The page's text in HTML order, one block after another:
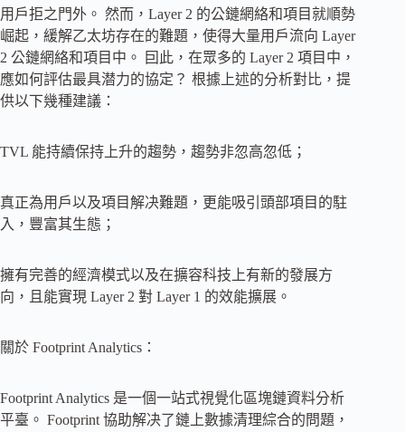
用戶拒之門外。 然而，Layer 2 的公鏈網絡和項目就順勢
崛起，緩解乙太坊存在的難題，使得大量用戶流向 Layer
2 公鏈網絡和項目中。 囙此，在眾多的 Layer 2 項目中，
應如何評估最具潜力的協定？ 根據上述的分析對比，提
供以下幾種建議：
TVL 能持續保持上升的趨勢，趨勢非忽高忽低；
真正為用戶以及項目解决難題，更能吸引頭部項目的駐
入，豐富其生態；
擁有完善的經濟模式以及在擴容科技上有新的發展方
向，且能實現 Layer 2 對 Layer 1 的效能擴展。
關於 Footprint Analytics：
Footprint Analytics 是一個一站式視覺化區塊鏈資料分析
平臺。 Footprint 協助解决了鏈上數據清理綜合的問題，